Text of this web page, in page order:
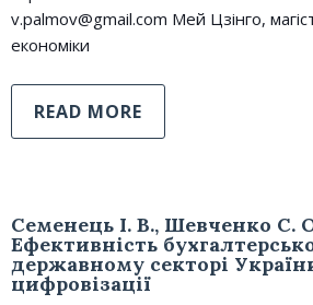
v.palmov@gmail.com Мей Цзінго,
економіки
READ MORE
Семенець І. В., Шевченко С.
Ефективність
державному секторі
цифровізації